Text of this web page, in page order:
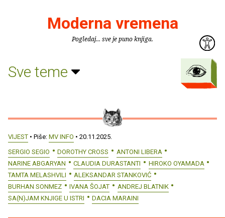
Moderna vremena
Pogledaj... sve je puno knjiga.
Sve teme
VIJEST • Piše: MV INFO • 20.11.2025.
SERGIO SEGIO
DOROTHY CROSS
ANTONI LIBERA
NARINE ABGARYAN
CLAUDIA DURASTANTI
HIROKO OYAMADA
TAMTA MELASHVILI
ALEKSANDAR STANKOVIĆ
BURHAN SONMEZ
IVANA ŠOJAT
ANDREJ BLATNIK
SA(N)JAM KNJIGE U ISTRI
DACIA MARAINI